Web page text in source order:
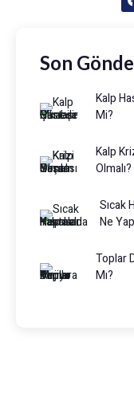
Son
Kalp
Mi?
Kalp
Olmalı?
Sıcak
Ne
Toplar
Mı?